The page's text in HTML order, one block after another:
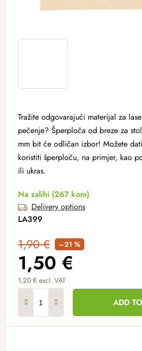
Tražite odgovarajući materijal za
pečenje? Šperploča od breze za
mm bit će odličan izbor! Možete
koristiti šperploču, na primjer, kao
ili ukras.
Na zalihi (267 kom)
Delivery options
LA399
1,90 € –21 %
1,50 €
1,20 € excl. VAT
ADD